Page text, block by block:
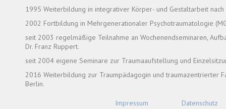
1995 Weiterbildung in integrativer Körper- und Gestaltarbeit nach
2002 Fortbildung in Mehrgenerationaler Psychotraumatologie
seit 2003 regelmäßige Teilnahme an Wochenendseminaren,
Dr. Franz Ruppert.
seit 2004 eigene Seminare zur Traumaaufstellung und
2016 Weiterbildung zur Traumpädagogin und traumazentrierter
Berlin.
Impressum Datenschutz